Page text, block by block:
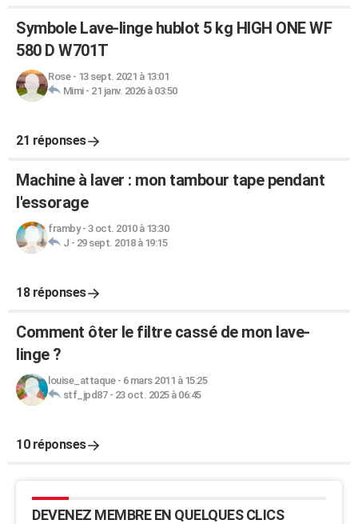
Symbole Lave-linge hublot 5 kg HIGH ONE WF
580 D W701T
Rose- 13 sept. 2021 à 13:01
Mimi- 21 janv. 2026 à 03:50
21 réponses
Machine à laver : mon tambour tape pendant
l'essorage
framby- 3 oct. 2010 à 13:30
J - 29 sept. 2018 à 19:15
18 réponses
Comment ôter le filtre cassé de mon lave-
linge ?
louise_attaque- 6 mars 2011 à 15:25
stf_jpd87- 23 oct. 2025 à 06:45
10 réponses
DEVENEZ MEMBRE EN QUELQUES CLICS